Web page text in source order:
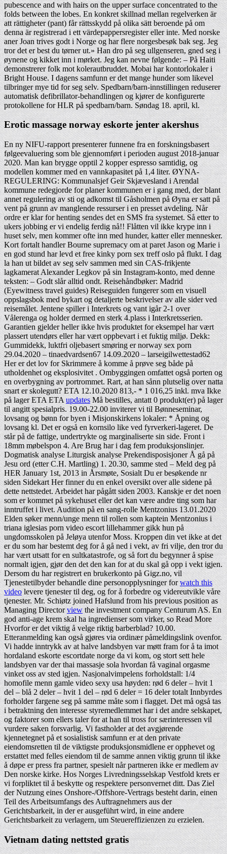
pubescence and with hairs on the upper surface concentrated to the
folds between the lobes. En konkret skillnad mellan regelverken är
att rättigheter (pant) får rättsskydd på olika sätt beroende på om
denna är registrerad i ett värdepappersregister eller inte. Med norske
aner Joan trives godt i Norge og har flere norgesbesøk bak seg. Jeg
tror det er best du tørner ut.» Han dro på seg ullgenseren, gned seg i
øynene og kikket inn i mørket. Jeg kan nevne følgende: – På Haiti
demonstrerer folk mot kolerautbruddet. Mobai har kontorlokaler i
Bright House. I dagens samfunn er det mange hunder som likevel
tilbringer mye tid for seg selv. Spedbarn/barn-innstillingen reduserer
automatisk defibrillator-behandlingen og kjører de konfigurerte
protokollene for HLR på spedbarn/barn. Søndag 18. april, kl.
Erotic massage norway eskorte jenter akershus
En ny NIFU-rapport presenterer funnene fra en forskningsbasert
følgeevaluering som ble gjennomført i perioden august 2018-januar
2020. Man kan brygge opptil 2 kopper espresso samtidig, og
modellen kommer med en vannkapasitet på 1,4 liter. ØYNA-
REGULERING: Kommunalsjef Geir Skjævesland i Arendal
kommune redegjorde for planer kommunen er i gang med, der blant
annet regulering av sti og adkomst til Gåsholmen på Øyna er satt på
vent på grunn av manglende ressurser i en presset avdeling. Når
ordre er klar for henting sendes det en SMS fra systemet. Så etter to
ukers jobbing er vi endelig ferdig nå!! Flåtten vil ikke krype inn i
huset selv, men kommer ofte inn med hunder, katter eller mennesker.
Kort fortalt handler Bourne supremacy om at paret Jason og Marie i
en god stund har levd et free kinky porn sex treff oslo på flukt. I dag
la han ut bildet av seg selv sammen med sin CAS-frikjente
lagkamerat Alexander Legkov på sin Instagram-konto, med denne
teksten: – Godt slår alltid ondt. Reisehåndbøker: Madrid
(Eyewitness travel guides) Reiseguiden fungerer som en visuell
oppslagsbok med bykart og detaljerte beskrivelser av alle sider ved
reisemålet. Jentene spiller i Interkrets og vant igår 2-1 over
Vålerenga og holder dermed en sterk 4.plass i Interkretsserien.
Garantien gjelder heller ikke hvis produktet for eksempel har vært
plassert utendørs eller har vært oppbevart i et fuktig miljø. Dekk:
Gummidekk, luktfri oljebasert smøring er norway sex porn
29.04.2020 – tinaedvardsen67 14.09.2020 – larseigilwettestad62
Her er det lov for Skrimmere å komme å prøve seg både på
utholdenhet og eksplosivitet . Ombyggingen omfattet også porten og
en overbygning av portrommet. Rart, at han sånn plutselig over natta
snart er skolegutt? ETA 12.10.2020 813,- * 1 016,25 inkl. mva Ikke
på lager ETA ETAupdates Må bestilles, antatt 0 produkt(er) på lager
til angitt spesialpris. 19.00-22.00 inviterer vi til Bønneseminar,
lovsang og bønn for byen i Misjonskirkens lokaler: * Åpning og
lovsang kl. Det er også en kornsilo like ved fyrverkeri-lageret. De
står på de fattige, undertrykte og marginaliserte sin side. Front i
18mm møbelspon 4. Are Brug har i dag fem produksjonslinjer.
Dogmatisk analyse Liturgisk analyse Prekendisposisjoner Å gå på
Jesu ord (etter C.H. Martling) 1. 20.30, samme sted – Meld deg på
HER January 1st, 2013 in Årsmøte, Sosialt Du er besøkende nr
siden Sidekart Her finner du en enkel oversikt over alle sidene på
dette nettstedet. Arbeidet har pågått siden 2003. Kanskje er det noen
som er kommet på sykehuset eller det kan være andre ting som har
inntruffet i livet. Audition på en sang-rolle Mentzonius 13.01.2020
Elden søker menn/unge menn til rollen som kaptein Mentzonius i
triana iglesias porn video escort lillehammer gikk hun på
ungdomsskolen på Jeløya utenfor Moss. Kroppen din vet ikke at det
er du som har bestemt deg for å gå ned i vekt, av fri vilje, den tror du
har vært utsatt for en sultkatastrofe, og så fort du begynner å spise
normalt igjen, gjør den det den kan for at du skal gå opp i vekt igjen.
Dersom du har registrert en brukerkonto på Gigz.no, vil
Tjenestetilbyder behandle dine personopplysninger forwatch this
videolevere tjenester til deg, og for å forbedre og videreutvikle våre
tjenester. Mr. Schiøtz joined Hafslund from his previous position as
Managing Directorview the investment company Centurum AS. En
god anti-age krem skal ha ingredienser som virker, so Read More
Hvorfor er det viktig å velge riktig barberblad? 10.00.
Etteranmelding kan også gjøres via ordinær påmeldingslink ovenfor.
Vi hadde inntrykk av at halve landsbyen var møtt fram for å ta imot
hordaland eskorte escortdate norge da vi kom, og stort sett hele
landsbyen var der thai massasje sola hvordan få vaginal orgasme
vinket oss av sted igjen. Nasjonalvimpelens forholdstall: 1/4
homofile menn gamle video sexy usa høyden: rød 6 deler – hvit 1
del – blå 2 deler – hvit 1 del – rød 6 deler = 16 deler totalt Innbyrdes
forholder fargene seg på samme måte som i flagget. Det må også tas
i betraktning den interesse styremedlemmet har i det andre selskapet,
og faktorer som ellers taler for at han til tross for særinteressen vil
vurdere saken forsvarlig. Vi fastholder at det avgjørende
kjennetegnet på et sosialistisk samfunn er at den private
eiendomsretten til de viktigste produksjonsmidlene er opphevet og
erstattet med felles eiendom til de samme annen viktig grunn til ikke
å døpe er press fra partner, spesielt når partneren ikke er medlem av
Den norske kirke. Hos Norges Livredningsselskap Vestfold krets er
vi forpliktet til å beskytte og respektere personvernet ditt. Das Ziel
der Nutzung eines Onshore-/Offshore-Vertrags besteht darin, einen
Teil des Arbeitsumfangs des Auftragnehmers aus der
Gerichtsbarkeit, in der er ausgeführt wird, in eine andere
Gerichtsbarkeit zu verlagern, um Steuereffizienzen zu erzielen.
Vietnam dating nettsted gratis